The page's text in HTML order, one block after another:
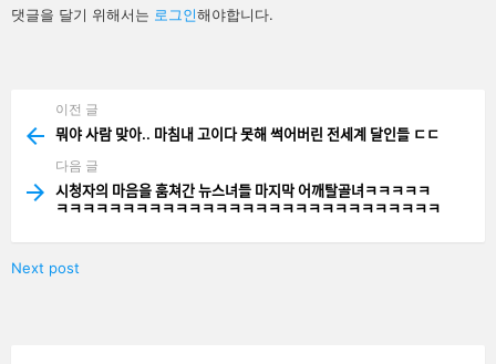
답
글
댓글을 달기 위해서는 로그인해야합니다.
more
이전 글
뭐야 사람 맞아.. 마침내 고이다 못해 썩어버린 전세계 달인들 ㄷㄷ
다음 글
시청자의 마음을 훔쳐간 뉴스녀들 마지막 어깨탈골녀ㅋㅋㅋㅋㅋ
ㅋㅋㅋㅋㅋㅋㅋㅋㅋㅋㅋㅋㅋㅋㅋㅋㅋㅋㅋㅋㅋㅋㅋㅋㅋㅋㅋㅋㅋ
Next post